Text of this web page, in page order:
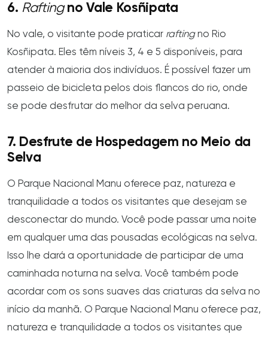
6. Raftingno Vale Kosñipata
No vale, o visitante pode praticar raftingno Rio
Kosñipata. Eles têm níveis 3, 4 e 5 disponíveis, para
atender à maioria dos indivíduos. É possível fazer um
passeio de bicicleta pelos dois flancos do rio, onde
se pode desfrutar do melhor da selva peruana.
7. Desfrute de Hospedagem no Meio da
Selva
O Parque Nacional Manu oferece paz, natureza e
tranquilidade a todos os visitantes que desejam se
desconectar do mundo. Você pode passar uma noite
em qualquer uma das pousadas ecológicas na selva.
Isso lhe dará a oportunidade de participar de uma
caminhada noturna na selva. Você também pode
acordar com os sons suaves das criaturas da selva no
início da manhã. O Parque Nacional Manu oferece paz,
natureza e tranquilidade a todos os visitantes que